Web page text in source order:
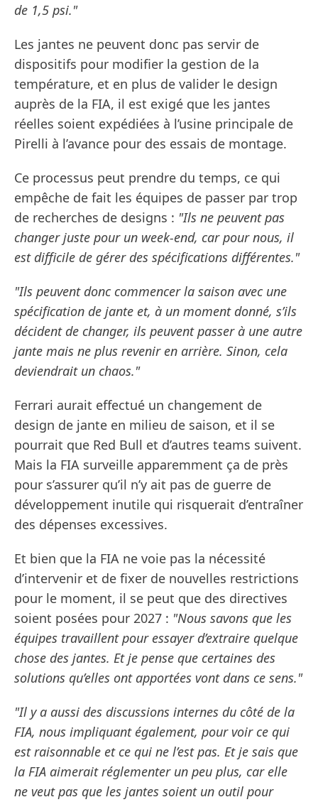
de 1,5 psi."
Les jantes ne peuvent donc pas servir de
dispositifs pour modifier la gestion de la
température, et en plus de valider le design
auprès de la FIA, il est exigé que les jantes
réelles soient expédiées à l’usine principale de
Pirelli à l’avance pour des essais de montage.
Ce processus peut prendre du temps, ce qui
empêche de fait les équipes de passer par trop
de recherches de designs : "Ils ne peuvent pas
changer juste pour un week-end, car pour nous, il
est difficile de gérer des spécifications différentes."
"Ils peuvent donc commencer la saison avec une
spécification de jante et, à un moment donné, s’ils
décident de changer, ils peuvent passer à une autre
jante mais ne plus revenir en arrière. Sinon, cela
deviendrait un chaos."
Ferrari aurait effectué un changement de
design de jante en milieu de saison, et il se
pourrait que Red Bull et d’autres teams suivent.
Mais la FIA surveille apparemment ça de près
pour s’assurer qu’il n’y ait pas de guerre de
développement inutile qui risquerait d’entraîner
des dépenses excessives.
Et bien que la FIA ne voie pas la nécessité
d’intervenir et de fixer de nouvelles restrictions
pour le moment, il se peut que des directives
soient posées pour 2027 : "Nous savons que les
équipes travaillent pour essayer d’extraire quelque
chose des jantes. Et je pense que certaines des
solutions qu’elles ont apportées vont dans ce sens."
"Il y a aussi des discussions internes du côté de la
FIA, nous impliquant également, pour voir ce qui
est raisonnable et ce qui ne l’est pas. Et je sais que
la FIA aimerait réglementer un peu plus, car elle
ne veut pas que les jantes soient un outil pour